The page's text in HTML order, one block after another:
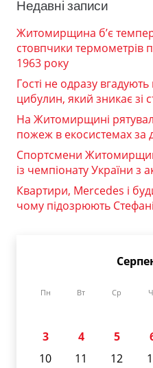
Недавні записи
Житомирщина б’є
стовпчики термометрів
1963 року
Гості не одразу
цибулин, який зникає зі
На Житомирщині
пожеж в екосистемах за
Спортсмени
із чемпіонату України з
Квартири, Mercedes і
чому підозрюють
Пн Вт Ср
3
4 5
10
11 12